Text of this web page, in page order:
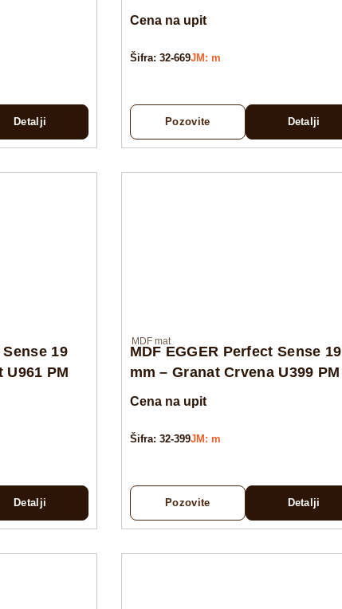
Detalji
Cena na upit
Šifra: 32-669JM: m
Pozovite Detalji
19
U961 PM
Detalji
MDF mat
MDF EGGER Perfect Sense 19
mm – Granat Crvena U399 PM
Cena na upit
Šifra: 32-399JM: m
Pozovite Detalji